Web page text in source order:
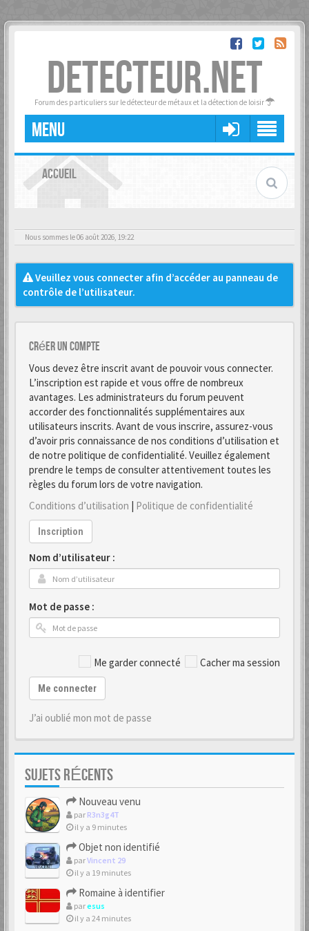
DETECTEUR.NET
Forum des particuliers sur le détecteur de métaux et la détection de loisir
MENU
ACCUEIL
Nous sommes le 06 août 2026, 19:22
Veuillez vous connecter afin d’accéder au panneau de
contrôle de l’utilisateur.
Créer un Compte
Vous devez être inscrit avant de pouvoir vous connecter.
L’inscription est rapide et vous offre de nombreux
avantages. Les administrateurs du forum peuvent
accorder des fonctionnalités supplémentaires aux
utilisateurs inscrits. Avant de vous inscrire, assurez-vous
d’avoir pris connaissance de nos conditions d’utilisation et
de notre politique de confidentialité. Veuillez également
prendre le temps de consulter attentivement toutes les
règles du forum lors de votre navigation.
Conditions d’utilisation | Politique de confidentialité
Inscription
Nom d’utilisateur :
Mot de passe :
Me garder connecté Cacher ma session
Me connecter
J’ai oublié mon mot de passe
SUJETS RÉCENTS
Nouveau venu
par R3n3g4T
il y a 9 minutes
Objet non identifié
parVincent 29
il y a 19 minutes
Romaine à identifier
paresus
il y a 24 minutes